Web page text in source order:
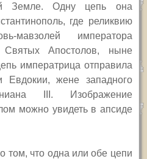
Земле. Одну цепь она
где реликвию
мавзолей императора
Святых Апостолов, ныне
императрица отправила
Евдокии, жене западного
III.
Изображение
можно увидеть в апсиде
том, что одна или обе цепи